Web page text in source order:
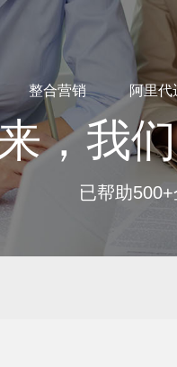
整合营销 阿里代
，我
已帮助